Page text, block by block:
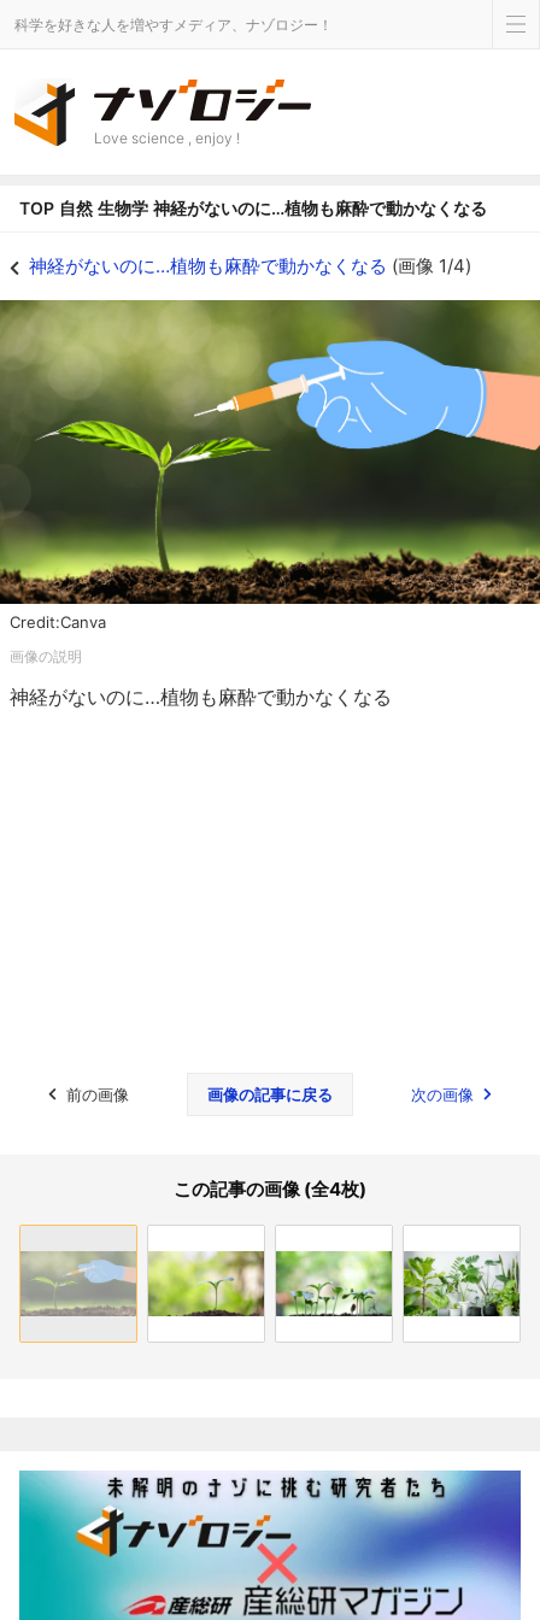
科学を好きな人を増やすメディア、ナゾロジー！
Love science , enjoy !
TOP 自然 生物学 神経がないのに…植物も麻酔で動かなくなる
神経がないのに…植物も麻酔で動かなくなる (画像 1/4)
Credit:Canva
神経がないのに…植物も麻酔で動かなくなる
前の画像 画像の記事に戻る 次の画像
この記事の画像 (全4枚)